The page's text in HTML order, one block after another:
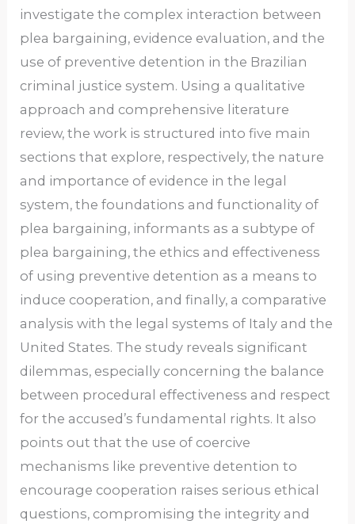
investigate the complex interaction between
plea bargaining, evidence evaluation, and the
use of preventive detention in the Brazilian
criminal justice system. Using a qualitative
approach and comprehensive literature
review, the work is structured into five main
sections that explore, respectively, the nature
and importance of evidence in the legal
system, the foundations and functionality of
plea bargaining, informants as a subtype of
plea bargaining, the ethics and effectiveness
of using preventive detention as a means to
induce cooperation, and finally, a comparative
analysis with the legal systems of Italy and the
United States. The study reveals significant
dilemmas, especially concerning the balance
between procedural effectiveness and respect
for the accused’s fundamental rights. It also
points out that the use of coercive
mechanisms like preventive detention to
encourage cooperation raises serious ethical
questions, compromising the integrity and